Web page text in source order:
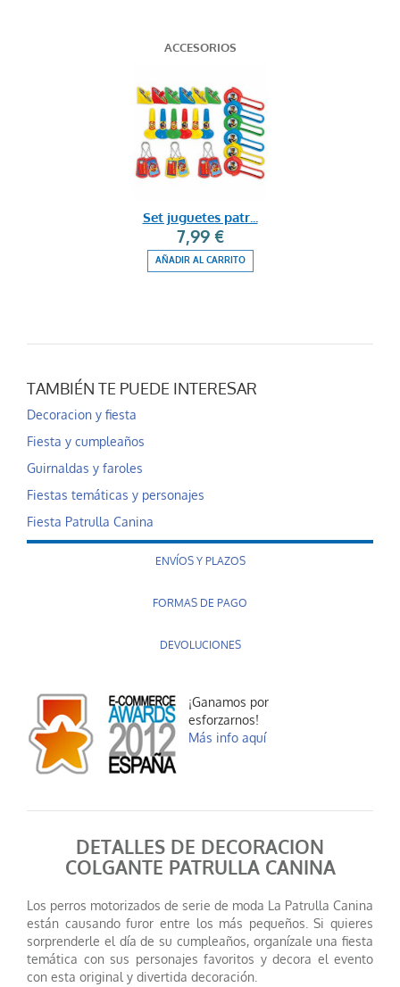
ACCESORIOS
Set juguetes patr...
7,99 €
AÑADIR AL CARRITO
TAMBIÉN TE PUEDE INTERESAR
Decoracion y fiesta
Fiesta y cumpleaños
Guirnaldas y faroles
Fiestas temáticas y personajes
Fiesta Patrulla Canina
ENVÍOS Y PLAZOS
FORMAS DE PAGO
DEVOLUCIONES
¡Ganamos por
esforzarnos!
Más info aquí
DETALLES DE DECORACION
COLGANTE PATRULLA CANINA
Los perros motorizados de serie de moda La Patrulla Canina
están causando furor entre los más pequeños. Si quieres
sorprenderle el día de su cumpleaños, organízale una fiesta
temática con sus personajes favoritos y decora el evento
con esta original y divertida decoración.